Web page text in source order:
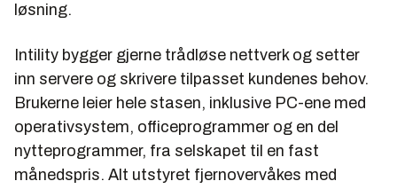
løsning.
Intility bygger gjerne trådløse nettverk og setter
inn servere og skrivere tilpasset kundenes behov.
Brukerne leier hele stasen, inklusive PC-ene med
operativsystem, officeprogrammer og en del
nytteprogrammer, fra selskapet til en fast
månedspris. Alt utstyret fjernovervåkes med